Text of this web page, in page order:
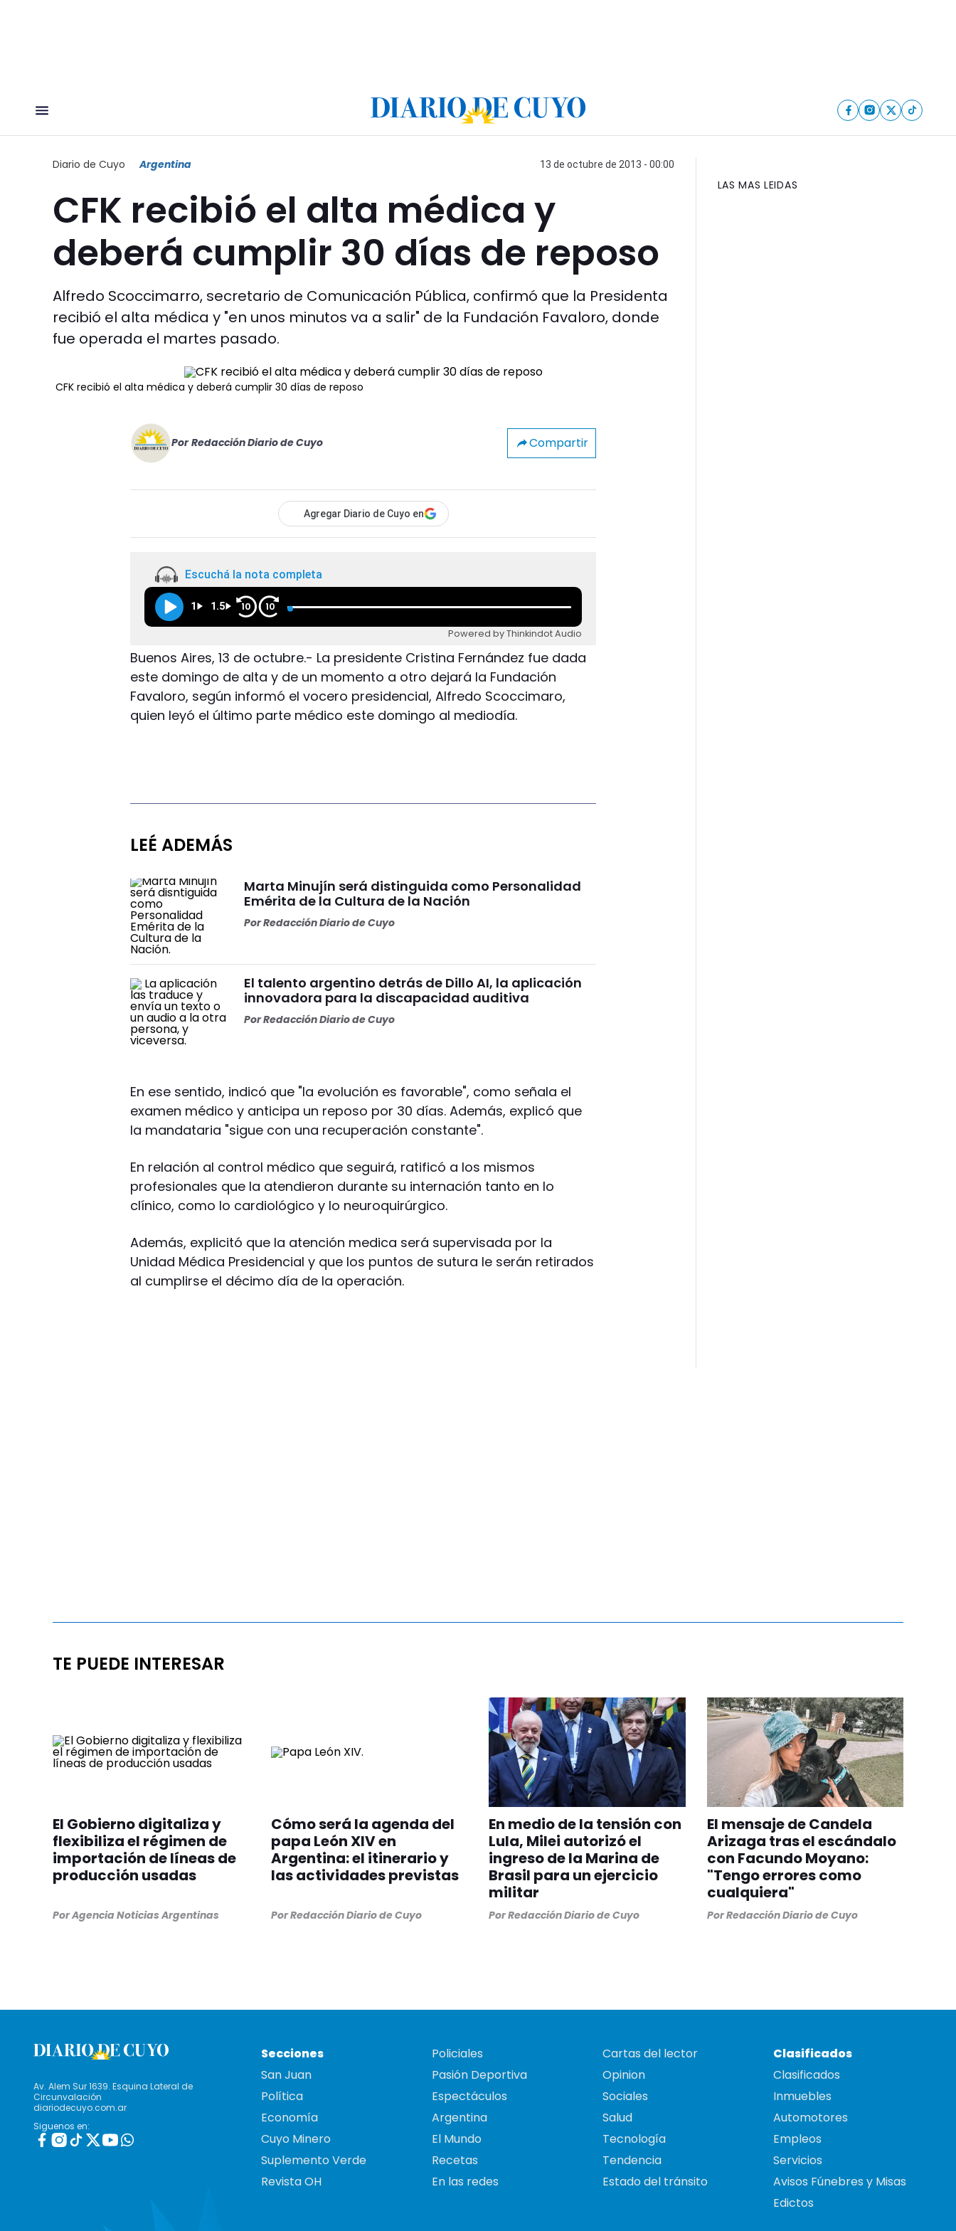
Diario de Cuyo Argentina 13 de octubre de 2013 - 00:00
CFK recibió el alta médica y
deberá cumplir 30 días de reposo
Alfredo Scoccimarro, secretario de Comunicación Pública, confirmó que la Presidenta
recibió el alta médica y "en unos minutos va a salir" de la Fundación Favaloro, donde
fue operada el martes pasado.
CFK recibió el alta médica y deberá cumplir 30 días de reposo
Por Redacción Diario de Cuyo Compartir
Agregar Diario de Cuyo en
Escuchá la nota completa
1 1.5 10 10
Powered by Thinkindot Audio
Buenos Aires, 13 de octubre.- La presidente Cristina Fernández fue dada
este domingo de alta y de un momento a otro dejará la Fundación
Favaloro, según informó el vocero presidencial, Alfredo Scoccimaro,
quien leyó el último parte médico este domingo al mediodía.
LEÉ ADEMÁS
Marta Minujín será distinguida como Personalidad
Emérita de la Cultura de la Nación
PorRedacción Diario de Cuyo
El talento argentino detrás de Dillo AI, la aplicación
innovadora para la discapacidad auditiva
PorRedacción Diario de Cuyo
En ese sentido, indicó que "la evolución es favorable", como señala el
examen médico y anticipa un reposo por 30 días. Además, explicó que
la mandataria "sigue con una recuperación constante".
En relación al control médico que seguirá, ratificó a los mismos
profesionales que la atendieron durante su internación tanto en lo
clínico, como lo cardiológico y lo neuroquirúrgico.
Además, explicitó que la atención medica será supervisada por la
Unidad Médica Presidencial y que los puntos de sutura le serán retirados
al cumplirse el décimo día de la operación.
LAS MAS LEIDAS
TE PUEDE INTERESAR
El Gobierno digitaliza y
flexibiliza el régimen de
importación de líneas de
producción usadas
PorAgencia Noticias Argentinas
Cómo será la agenda del
papa León XIV en
Argentina: el itinerario y
las actividades previstas
PorRedacción Diario de Cuyo
En medio de la tensión con
Lula, Milei autorizó el
ingreso de la Marina de
Brasil para un ejercicio
militar
PorRedacción Diario de Cuyo
El mensaje de Candela
Arizaga tras el escándalo
con Facundo Moyano:
"Tengo errores como
cualquiera"
PorRedacción Diario de Cuyo
Av. Alem Sur 1639. Esquina Lateral de
Circunvalación
diariodecuyo.com.ar
Siguenos en:
Secciones
San Juan
Política
Economía
Cuyo Minero
Suplemento Verde
Revista OH
Policiales
Pasión Deportiva
Espectáculos
Argentina
El Mundo
Recetas
En las redes
Cartas del lector
Opinion
Sociales
Salud
Tecnología
Tendencia
Estado del tránsito
Clasificados
Clasificados
Inmuebles
Automotores
Empleos
Servicios
Avisos Fúnebres y Misas
Edictos